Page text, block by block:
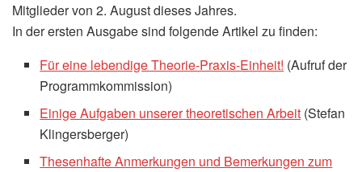
Mitglieder von 2. August dieses Jahres.
In der ersten Ausgabe sind folgende Artikel zu finden:
Für eine lebendige Theorie-Praxis-Einheit! (Aufruf der
Programmkommission)
Einige Aufgaben unserer theoretischen Arbeit (Stefan
Klingersberger)
Thesenhafte Anmerkungen und Bemerkungen zum